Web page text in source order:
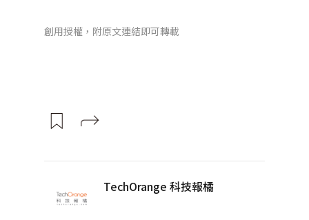
創用授權，附原文連結即可轉載
TechOrange 科技報橘